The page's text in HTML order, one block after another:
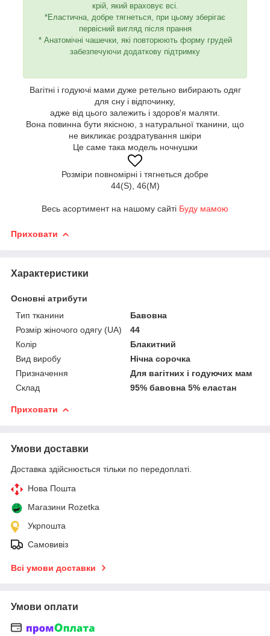
крій, який враховує всі.
*Еластична, добре тягнеться, при цьому зберігає
первісний вигляд після прання
* Анатомічні чашечки, які повторюють форму грудей
забезпечуючи додаткову підтримку
Вагітні і годуючі мами дуже ретельно вибирають одяг
для сну і відпочинку,
адже від цього залежить і здоров'я маляти.
Вона повинна бути якісною, з натуральної тканини, що
не викликає роздратування шкіри
Це саме така модель ночнушки
Розміри повномірні і тягнеться добре
44(S), 46(M)
Весь асортимент на нашому сайті Буду мамою
Приховати
Характеристики
Основні атрибути
Тип тканини
Бавовна
Розмір жіночого одягу (UA)
44
Колір
Блакитний
Вид виробу
Нічна сорочка
Призначення
Для вагітних і годуючих мам
Склад
95% бавовна 5% еластан
Приховати
Умови доставки
Доставка здійснюється тільки по передоплаті.
Нова Пошта
Магазини Rozetka
Укрпошта
Самовивіз
Всі умови доставки
Умови оплати